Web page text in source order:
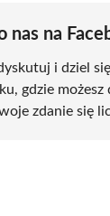
nas na
i dziel się
gdzie
zdanie się